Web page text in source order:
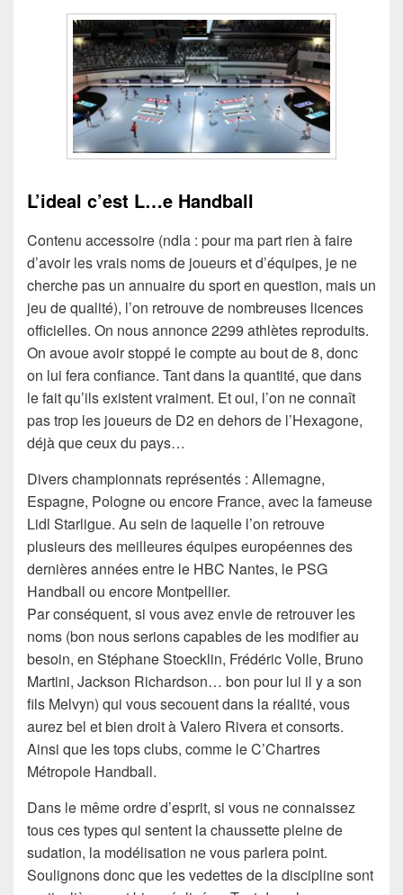
L’ideal c’est L…e Handball
Contenu accessoire (ndla : pour ma part rien à faire
d’avoir les vrais noms de joueurs et d’équipes, je ne
cherche pas un annuaire du sport en question, mais un
jeu de qualité), l’on retrouve de nombreuses licences
officielles. On nous annonce 2299 athlètes reproduits.
On avoue avoir stoppé le compte au bout de 8, donc
on lui fera confiance. Tant dans la quantité, que dans
le fait qu’ils existent vraiment. Et oui, l’on ne connaît
pas trop les joueurs de D2 en dehors de l’Hexagone,
déjà que ceux du pays…
Divers championnats représentés : Allemagne,
Espagne, Pologne ou encore France, avec la fameuse
Lidl Starligue. Au sein de laquelle l’on retrouve
plusieurs des meilleures équipes européennes des
dernières années entre le HBC Nantes, le PSG
Handball ou encore Montpellier.
Par conséquent, si vous avez envie de retrouver les
noms (bon nous serions capables de les modifier au
besoin, en Stéphane Stoecklin, Frédéric Volle, Bruno
Martini, Jackson Richardson… bon pour lui il y a son
fils Melvyn) qui vous secouent dans la réalité, vous
aurez bel et bien droit à Valero Rivera et consorts.
Ainsi que les tops clubs, comme le C’Chartres
Métropole Handball.
Dans le même ordre d’esprit, si vous ne connaissez
tous ces types qui sentent la chaussette pleine de
sudation, la modélisation ne vous parlera point.
Soulignons donc que les vedettes de la discipline sont